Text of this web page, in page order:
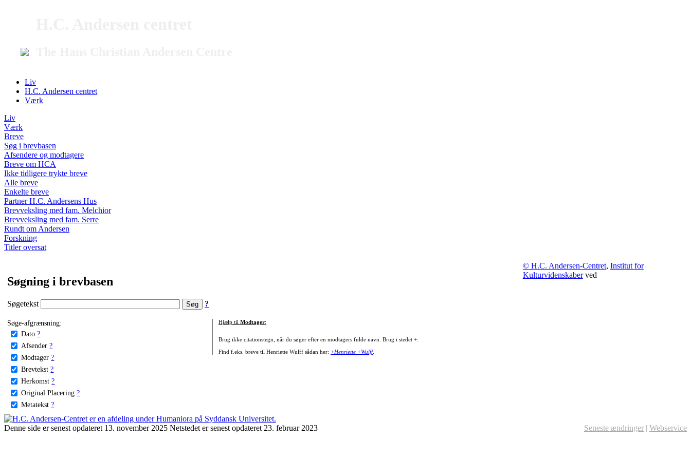
Liv
H.C. Andersen centret
Værk
Liv
Værk
Breve
Søg i brevbasen
Afsendere og modtagere
Breve om HCA
Ikke tidligere trykte breve
Alle breve
Enkelte breve
Partner H.C. Andersens Hus
Brevveksling med fam. Melchior
Brevveksling med fam. Serre
Rundt om Andersen
Forskning
Titler oversat
Søgning i brevbasen
Søgetekst ?
Søge-afgrænsning:
Dato ?
Afsender ?
Modtager ?
Brevtekst ?
Herkomst ?
Original Placering ?
Metatekst ?
Hjælp til Modtager:
Brug ikke citationstegn, når du søger efter en modtagers fulde navn. Brug i stedet +:
Find f.eks. breve til Henriette Wulff sådan her: +Henriette +Wulff.
© H.C. Andersen-Centret, Institut for
Kulturvidenskaberved
Denne side er senest opdateret 13. november 2025 Netstedet er senest opdateret 23. februar 2023 Seneste ændringer | Webservice